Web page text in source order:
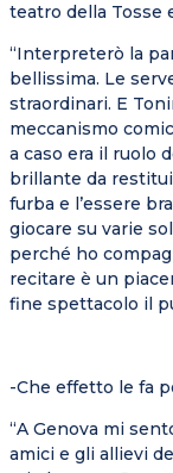
teatro della Tosse
“Interpreterò la
bellissima. Le
straordinari. E
meccanismo
a caso era il ruolo
brillante da
furba e l’essere
giocare su varie
perché ho
recitare è un
fine spettacolo il
-Che effetto le fa
“A Genova mi
amici e gli allievi